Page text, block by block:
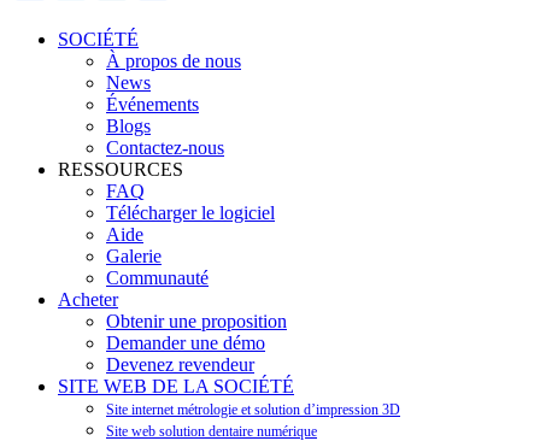
SOCIÉTÉ
À propos de nous
News
Événements
Blogs
Contactez-nous
RESSOURCES
FAQ
Télécharger le logiciel
Aide
Galerie
Communauté
Acheter
Obtenir une proposition
Demander une démo
Devenez revendeur
SITE WEB DE LA SOCIÉTÉ
Site internet métrologie et solution d’impression 3D
Site web solution dentaire numérique